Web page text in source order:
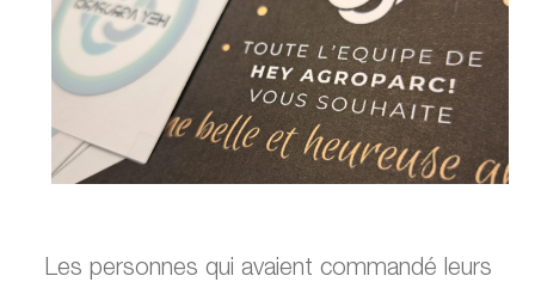
Les personnes qui avaient commandé leurs